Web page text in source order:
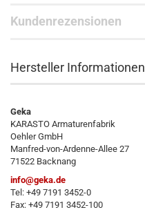
Kundenrezensionen
Hersteller Informationen
Geka
KARASTO Armaturenfabrik
Oehler GmbH
Manfred-von-Ardenne-Allee 27
71522 Backnang
info@geka.de
Tel: +49 7191 3452-0
Fax: +49 7191 3452-100